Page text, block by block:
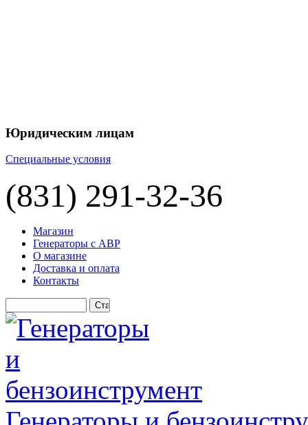
Юридическим лицам
Специальные условия
(831) 291-32-36
Магазин
Генераторы с АВР
О магазине
Доставка и оплата
Контакты